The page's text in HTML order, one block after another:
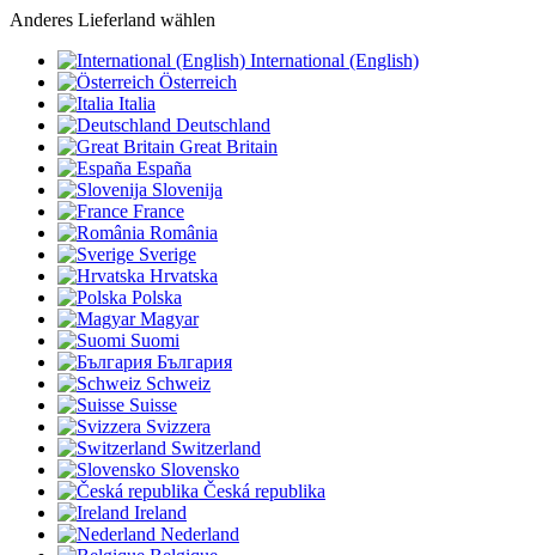
Anderes Lieferland wählen
International (English)
Österreich
Italia
Deutschland
Great Britain
España
Slovenija
France
România
Sverige
Hrvatska
Polska
Magyar
Suomi
България
Schweiz
Suisse
Svizzera
Switzerland
Slovensko
Česká republika
Ireland
Nederland